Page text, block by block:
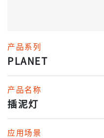
产品系列
PLANET
产品名称
插泥灯
应用场景